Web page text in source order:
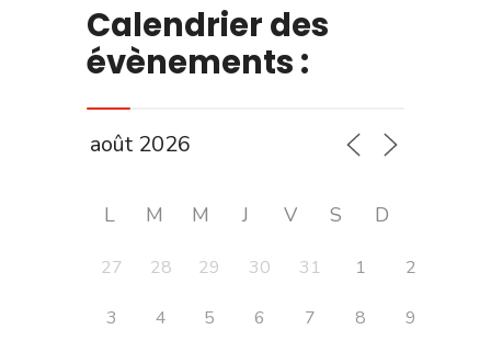
Calendrier des
évènements :
L M M J V S D
27 28 29 30 31 1 2
3 4 5 6 7 8
9